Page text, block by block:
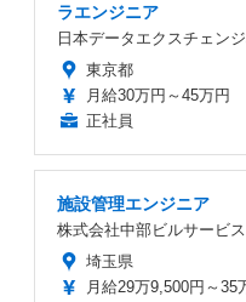
ラエンジニア
日本データエクスチェン
東京都
月給30万円～45万円
正社員
施設管理エンジニア
株式会社中部ビルサービス
埼玉県
月給29万9,500円～35